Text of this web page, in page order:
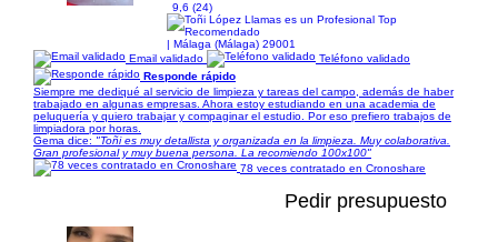
9,6 (24)
| Málaga (Málaga) 29001
Email validado
Teléfono validado
Responde rápido
Siempre me dediqué al servicio de limpieza y tareas del campo, además de haber
trabajado en algunas empresas. Ahora estoy estudiando en una academia de
peluquería y quiero trabajar y compaginar el estudio. Por eso prefiero trabajos de
limpiadora por horas.
Gema dice: "Toñi es muy detallista y organizada en la limpieza. Muy colaborativa.
Gran profesional y muy buena persona. La recomiendo 100x100"
78 veces contratado en Cronoshare
Pedir presupuesto